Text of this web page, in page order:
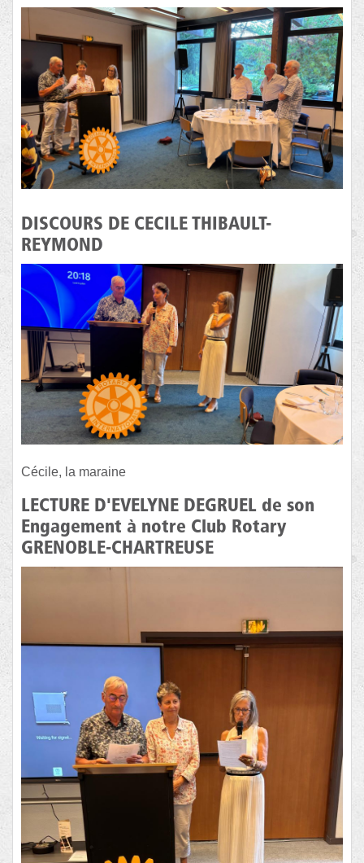
DISCOURS DE CECILE THIBAULT-
REYMOND
Cécile, la maraine
LECTURE D'EVELYNE DEGRUEL de son
Engagement à notre Club Rotary
GRENOBLE-CHARTREUSE